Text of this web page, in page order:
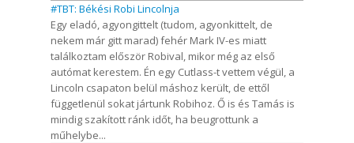
#TBT: Békési Robi Lincolnja
Egy eladó, agyongittelt (tudom, agyonkittelt, de
nekem már gitt marad) fehér Mark IV-es miatt
találkoztam először Robival, mikor még az első
autómat kerestem. Én egy Cutlass-t vettem végül, a
Lincoln csapaton belül máshoz került, de ettől
függetlenül sokat jártunk Robihoz. Ő is és Tamás is
mindig szakított ránk időt, ha beugrottunk a
műhelybe...